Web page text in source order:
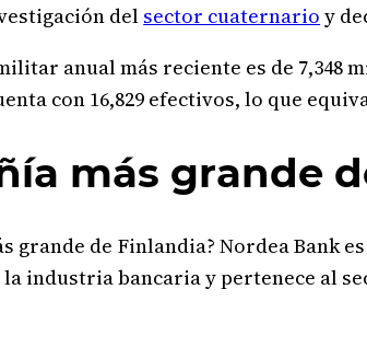
del sector cuaternario y
anual más reciente es de 7,348
con 16,829 efectivos, lo que
más grande
grande de Finlandia? Nordea Bank
la industria bancaria y pertenece al